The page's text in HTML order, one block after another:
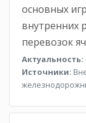
основных
внутренних
перевозок
Актуальность:
Источники: